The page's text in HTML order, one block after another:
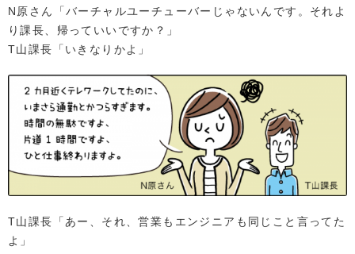
N原さん「バーチャルユーチューバーじゃないんです。それよ
り課長、帰っていいですか？」
T山課長「いきなりかよ」
T山課長「あー、それ、営業もエンジニアも同じこと言ってた
よ」